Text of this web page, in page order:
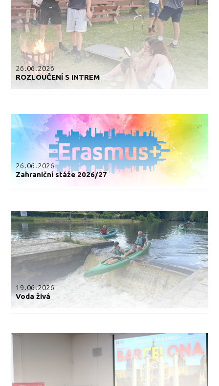
26.06.2026
ROZLOUČENÍ S INTREM
26.06.2026
Zahraniční stáže 2026/27
19.06.2026
Voda živá